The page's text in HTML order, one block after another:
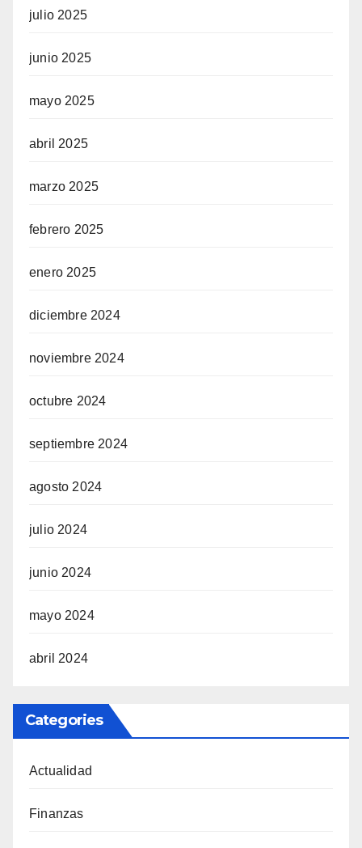
julio 2025
junio 2025
mayo 2025
abril 2025
marzo 2025
febrero 2025
enero 2025
diciembre 2024
noviembre 2024
octubre 2024
septiembre 2024
agosto 2024
julio 2024
junio 2024
mayo 2024
abril 2024
Categories
Actualidad
Finanzas